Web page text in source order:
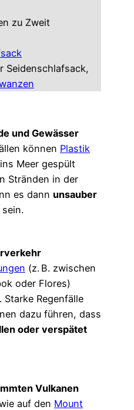
zu Zweit
Seidenschlafsack,
und Gewässer
können Plastik
Meer gespült
Stränden in der
es dann unsauber
sein.
(z. B. zwischen
oder Flores)
. Starke Regenfälle
dazu führen, dass
oder verspätet
Vulkanen
auf den Mount